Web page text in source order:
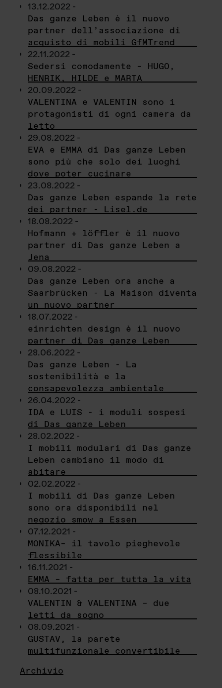
13.12.2022 -
Das ganze Leben è il nuovo
partner dell’associazione di
acquisto di mobili GfMTrend
22.11.2022 -
Sedersi comodamente – HUGO,
HENRIK, HILDE e MARTA
20.09.2022 -
VALENTINA e VALENTIN sono i
protagonisti di ogni camera da
letto
29.08.2022 -
EVA e EMMA di Das ganze Leben
sono più che solo dei luoghi
dove poter cucinare
23.08.2022 -
Das ganze Leben espande la rete
dei partner - Lisel.de
18.08.2022 -
Hofmann + löffler è il nuovo
partner di Das ganze Leben a
Jena
09.08.2022 -
Das ganze Leben ora anche a
Saarbrücken - La Maison diventa
un nuovo partner
18.07.2022 -
einrichten design è il nuovo
partner di Das ganze Leben
28.06.2022 -
Das ganze Leben - La
sostenibilità e la
consapevolezza ambientale
26.04.2022 -
IDA e LUIS - i moduli sospesi
di Das ganze Leben
28.02.2022 -
I mobili modulari di Das ganze
Leben cambiano il modo di
abitare
02.02.2022 -
I mobili di Das ganze Leben
sono ora disponibili nel
negozio smow a Essen
07.12.2021 -
MONIKA– il tavolo pieghevole
flessibile
16.11.2021 -
EMMA – fatta per tutta la vita
08.10.2021 -
VALENTIN & VALENTINA – due
letti da sogno
08.09.2021 -
GUSTAV, la parete
multifunzionale convertibile
Archivio